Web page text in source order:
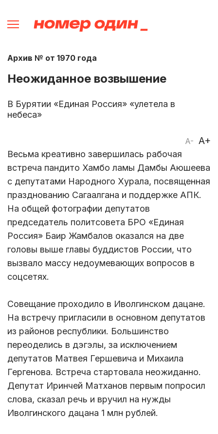
Архив № от 1970 года
Неожиданное возвышение
В Бурятии «Единая Россия» «улетела в
небеса»
A- A+
Весьма креативно завершилась рабочая
встреча пандито Хамбо ламы Дамбы Аюшеева
с депутатами Народного Хурала, посвященная
празднованию Сагаалгана и поддержке АПК.
На общей фотографии депутатов
председатель политсовета БРО «Единая
Россия» Баир Жамбалов оказался на две
головы выше главы буддистов России, что
вызвало массу недоумевающих вопросов в
соцсетях.
Совещание проходило в Иволгинском дацане.
На встречу пригласили в основном депутатов
из районов республики. Большинство
переоделись в дэгэлы, за исключением
депутатов Матвея Гершевича и Михаила
Гергенова. Встреча стартовала неожиданно.
Депутат Иринчей Матханов первым попросил
слова, сказал речь и вручил на нужды
Иволгинского дацана 1 млн рублей.